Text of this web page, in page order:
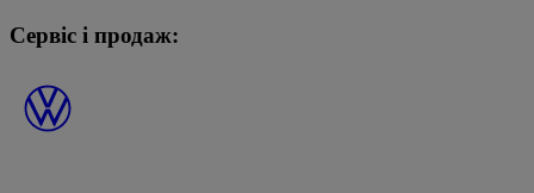
Сервіс і продаж: